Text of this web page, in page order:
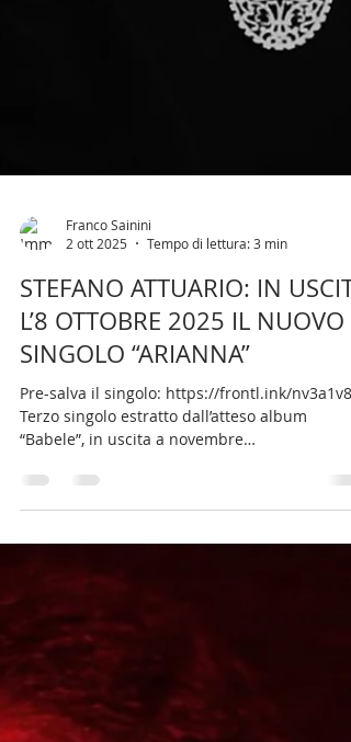
Franco Sainini
2 ott 2025
Tempo di lettura: 3 min
STEFANO ATTUARIO: IN USCITA
L’8 OTTOBRE 2025 IL NUOVO
SINGOLO “ARIANNA”
Terzo singolo estratto dall’atteso album
2025.Produzione...